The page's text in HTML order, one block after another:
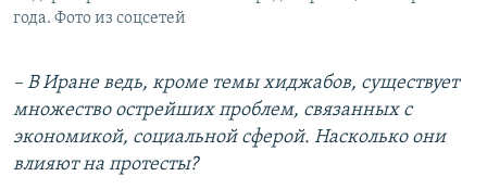
года. Фото из соцсетей
– В Иране ведь, кроме темы хиджабов, существует
множество острейших проблем, связанных с
экономикой, социальной сферой. Насколько они
влияют на протесты?